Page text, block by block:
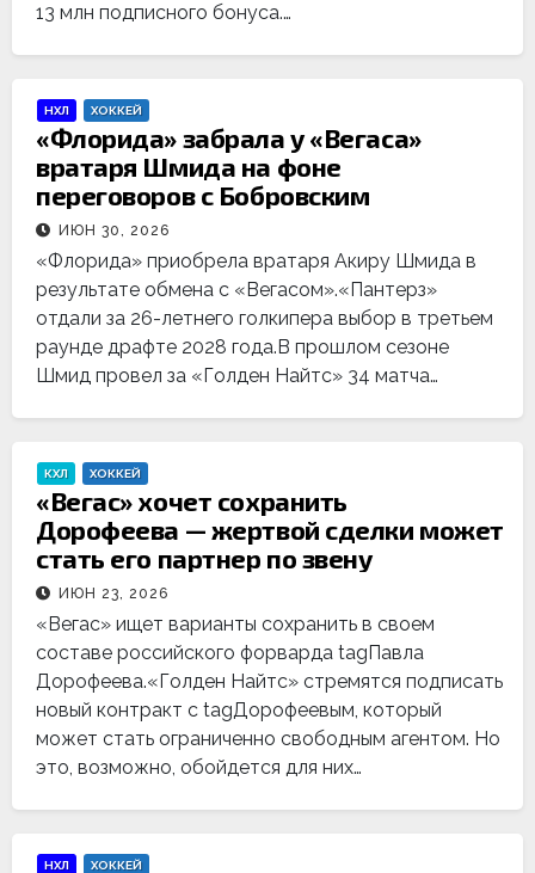
13 млн подписного бонуса.…
НХЛ ХОККЕЙ
«Флорида» забрала у «Вегаса»
вратаря Шмида на фоне
переговоров с Бобровским
ИЮН 30, 2026
«Флорида» приобрела вратаря Акиру Шмида в
результате обмена с «Вегасом».«Пантерз»
отдали за 26-летнего голкипера выбор в третьем
раунде драфте 2028 года.В прошлом сезоне
Шмид провел за «Голден Найтс» 34 матча…
КХЛ ХОККЕЙ
«Вегас» хочет сохранить
Дорофеева — жертвой сделки может
стать его партнер по звену
ИЮН 23, 2026
«Вегас» ищет варианты сохранить в своем
составе российского форварда tagПавла
Дорофеева.«Голден Найтс» стремятся подписать
новый контракт с tagДорофеевым, который
может стать ограниченно свободным агентом. Но
это, возможно, обойдется для них…
НХЛ ХОККЕЙ